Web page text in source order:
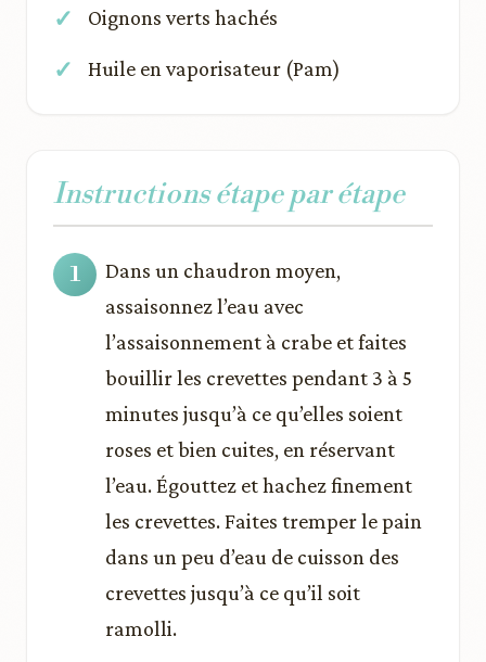
Oignons verts hachés
Huile en vaporisateur (Pam)
Instructions étape par étape
Dans un chaudron moyen,
assaisonnez l’eau avec
l’assaisonnement à crabe et faites
bouillir les crevettes pendant 3 à 5
minutes jusqu’à ce qu’elles soient
roses et bien cuites, en réservant
l’eau. Égouttez et hachez finement
les crevettes. Faites tremper le pain
dans un peu d’eau de cuisson des
crevettes jusqu’à ce qu’il soit
ramolli.